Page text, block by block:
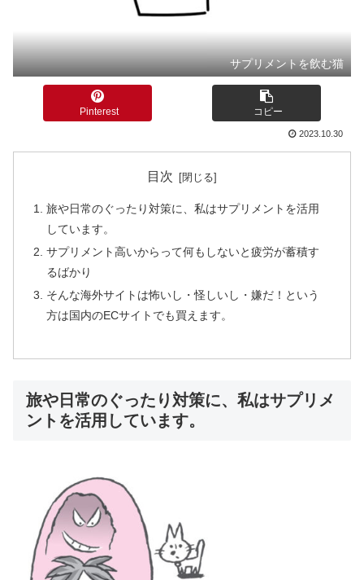
サプリメントを飲む猫
Pinterest コピー
2023.10.30
目次
旅や日常のぐったり対策に、私はサプリメントを活用
しています。
サプリメント高いからって何もしないと疲労が蓄積す
るばかり
そんな海外サイトは怖いし・怪しいし・嫌だ！という
方は国内のECサイトでも買えます。
旅や日常のぐったり対策に、私はサプリメ
ントを活用しています。